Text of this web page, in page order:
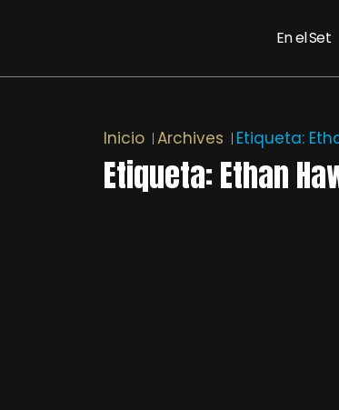
En el Set
Inicio Archives Etiqueta:
Etiqueta:Ethan